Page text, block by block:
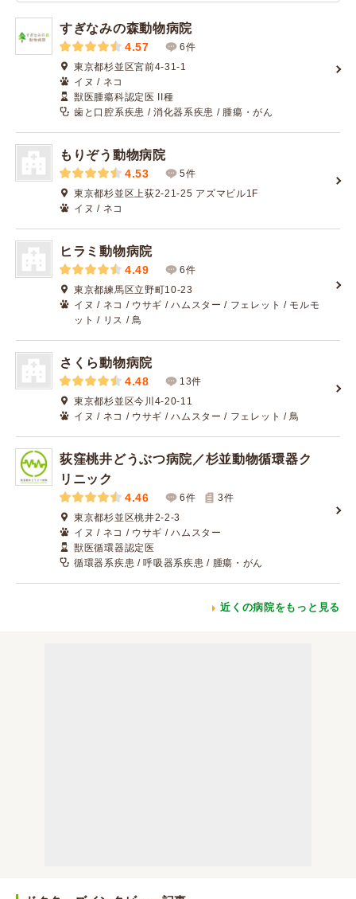
すぎなみの森動物病院
4.57
6件
東京都杉並区宮前4-31-1
イヌ / ネコ
獣医腫瘍科認定医 II種
歯と口腔系疾患 / 消化器系疾患 / 腫瘍・がん
もりぞう動物病院
4.53
5件
東京都杉並区上荻2-21-25 アズマビル1F
イヌ / ネコ
ヒラミ動物病院
4.49
6件
東京都練馬区立野町10-23
イヌ / ネコ / ウサギ / ハムスター / フェレット / モルモ
ット / リス / 鳥
さくら動物病院
4.48
13件
東京都杉並区今川4-20-11
イヌ / ネコ / ウサギ / ハムスター / フェレット / 鳥
荻窪桃井どうぶつ病院／杉並動物循環器ク
リニック
4.46 6件 3件
東京都杉並区桃井2-2-3
イヌ / ネコ / ウサギ / ハムスター
獣医循環器認定医
循環器系疾患 / 呼吸器系疾患 / 腫瘍・がん
近くの病院をもっと見る